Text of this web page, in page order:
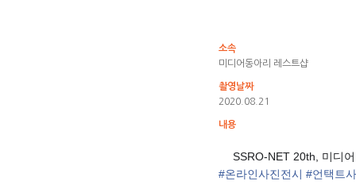
소속
미디어동아리 레스트샵
촬영날짜
2020.08.21
내용
SSRO-NET 20th, 미디
#온라인사진전시 #언택트